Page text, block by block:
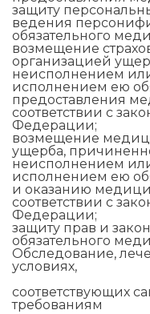
защиту
ведения
обязательного
возмещение
организацией
неисполнением
исполнением ею
предоставления
соответствии с
Федерации;
возмещение
ущерба,
неисполнением
исполнением ею
и оказанию
соответствии с
Федерации;
защиту прав и
обязательного
Обследование,
условиях,
соответствующих
требованиям